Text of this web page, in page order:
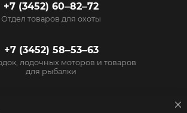
+7 (3452) 60‒82‒72
Отдел товаров для охоты
+7 (3452) 58‒53‒63
лодочных моторов и товаров
для рыбалки